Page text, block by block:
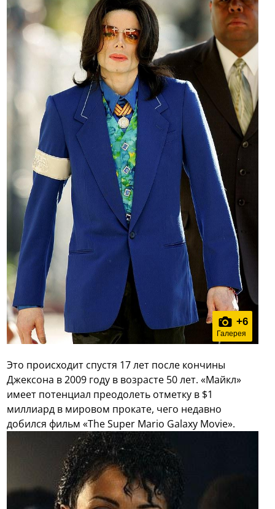
+6
Галерея
Это происходит спустя 17 лет после кончины
Джексона в 2009 году в возрасте 50 лет. «Майкл»
имеет потенциал преодолеть отметку в $1
миллиард в мировом прокате, чего недавно
добился фильм «The Super Mario Galaxy Movie».